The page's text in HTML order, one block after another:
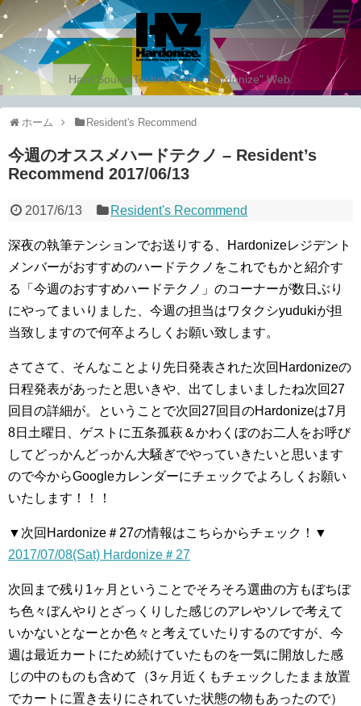
Hard Sound Techno Party "Hardonize" Web.
ホーム Resident's Recommend
今週のオススメハードテクノ – Resident’s
Recommend 2017/06/13
2017/6/13 Resident's Recommend
深夜の執筆テンションでお送りする、Hardonizeレジデント
メンバーがおすすめのハードテクノをこれでもかと紹介す
る「今週のおすすめハードテクノ」のコーナーが数日ぶり
にやってまいりました、今週の担当はワタクシyudukiが担
当致しますので何卒よろしくお願い致します。
さてさて、そんなことより先日発表された次回Hardonizeの
日程発表があったと思いきや、出てしまいましたね次回27
回目の詳細が。ということで次回27回目のHardonizeは7月
8日土曜日、ゲストに五条孤萩＆かわくぼのお二人をお呼び
してどっかんどっかん大騒ぎでやっていきたいと思います
ので今からGoogleカレンダーにチェックでよろしくお願い
いたします！！！
▼次回Hardonize＃27の情報はこちらからチェック！▼
2017/07/08(Sat) Hardonize＃27
次回まで残り1ヶ月ということでそろそろ選曲の方もぼちぼ
ち色々ぼんやりとざっくりした感じのアレやソレで考えて
いかないとなーとか色々と考えていたりするのですが、今
週は最近カートにため続けていたものを一気に開放した感
じの中のものも含めて（3ヶ月近くもチェックしたまま放置
でカートに置き去りにされていた状態の物もあったので）